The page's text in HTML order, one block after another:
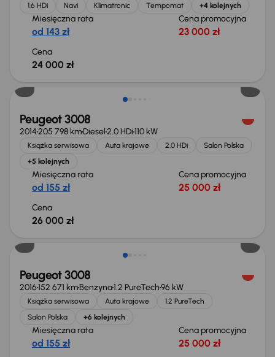
1.6 HDi Navi Klimatronic Tempomat +4 kolejnych
Miesięczna rata
od 143 zł
Cena promocyjna
23 000 zł
Cena
24 000 zł
Peugeot 3008
2014205 798 kmDiesel2.0 HDi110 kW
Książka serwisowa Auta krajowe 2.0 HDi
Salon Polska
+5 kolejnych
Miesięczna rata
od 155 zł
Cena promocyjna
25 000 zł
Cena
26 000 zł
Peugeot 3008
2016152 671 kmBenzyna1.2 PureTech96 kW
Książka serwisowa Auta krajowe
1.2 PureTech
Salon Polska
+6 kolejnych
Miesięczna rata
od 155 zł
Cena promocyjna
25 000 zł